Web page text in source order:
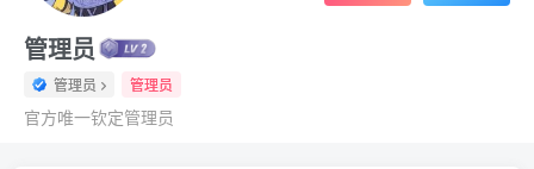
管理员
管理员 管理员
官方唯一钦定管理员